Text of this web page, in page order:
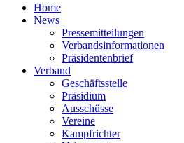
Home
News
Pressemitteilungen
Verbandsinformationen
Präsidentenbrief
Verband
Geschäftsstelle
Präsidium
Ausschüsse
Vereine
Kampfrichter